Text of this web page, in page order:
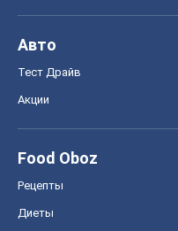
Авто
Тест Драйв
Акции
Food Oboz
Рецепты
Диеты